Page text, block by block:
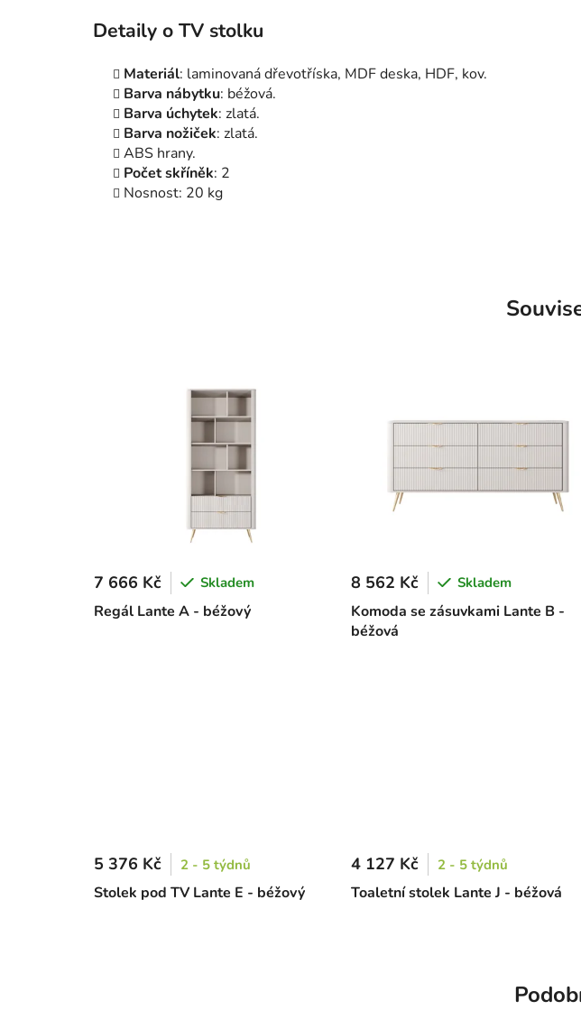
Detaily o TV stolku
Materiál: laminovaná dřevotříska, MDF deska, HDF, kov.
Barva nábytku: béžová.
Barva úchytek: zlatá.
Barva nožiček: zlatá.
ABS hrany.
Početskříněk: 2
Nosnost: 20 kg
Regál Lante A - béžový
7 666 Kč Skladem
Komoda se zásuvkami Lante B -
béžová
8 562 Kč Skladem
Stolek pod TV Lante E - béžový
5 376 Kč 2 - 5 týdnů
Toaletní stolek Lante J - béžová
4 127 Kč 2 - 5 týdnů